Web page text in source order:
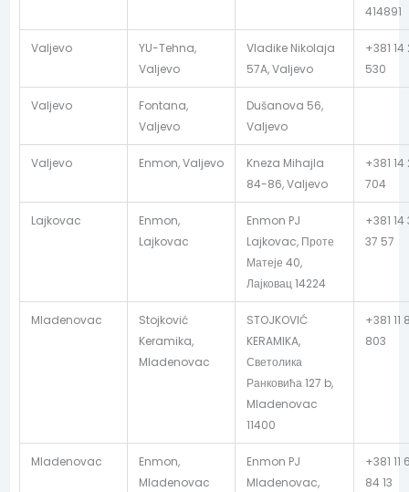
414891
Valjevo
YU-Tehna,
Valjevo
Vladike Nikolaja
57A, Valjevo
+381 14
530
Valjevo
Fontana,
Valjevo
Dušanova 56,
Valjevo
Valjevo Enmon, Valjevo
Kneza Mihajla
84-86, Valjevo
+381 14
704
Lajkovac
Enmon,
Lajkovac
Enmon PJ
Lajkovac, Проте
Матеје 40,
Лајковац 14224
+381 14
37 57
Mladenovac
Stojković
Keramika,
Mladenovac
STOJKOVIĆ
KERAMIKA,
Светолика
Ранковића 127 b,
Mladenovac
11400
+381 11
803
Mladenovac
Enmon,
Mladenovac
Enmon PJ
Mladenovac,
+381 11
84 13